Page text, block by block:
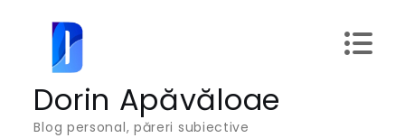
content
Dorin Apăvăloae
Blog personal, păreri subiective